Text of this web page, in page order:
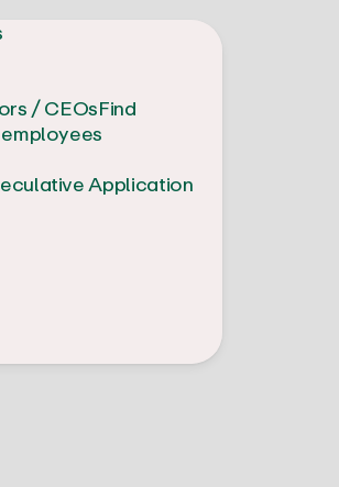
/ CEOsFind
Application